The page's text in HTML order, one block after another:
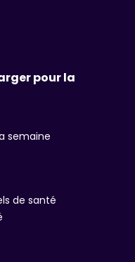
pour la
semaine
de santé